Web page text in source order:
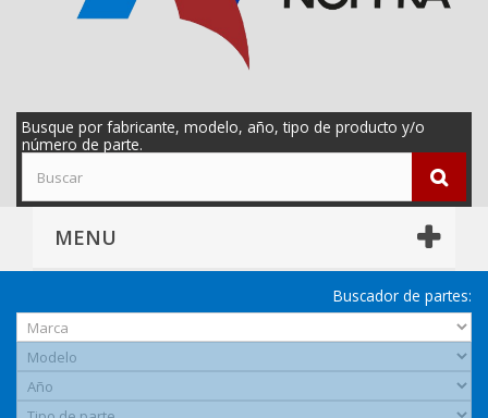
Busque por fabricante, modelo, año, tipo de producto y/o
número de parte.
MENU
Buscador de partes: